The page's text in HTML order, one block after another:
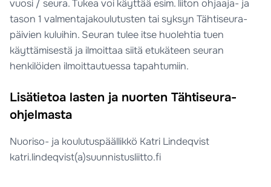
vuosi / seura. Tukea voi käyttää esim. liiton ohjaaja- ja
tason 1 valmentajakoulutusten tai syksyn Tähtiseura-
päivien kuluihin. Seuran tulee itse huolehtia tuen
käyttämisestä ja ilmoittaa siitä etukäteen seuran
henkilöiden ilmoittautuessa tapahtumiin.
Lisätietoa lasten ja nuorten Tähtiseura-
ohjelmasta
Nuoriso- ja koulutuspäällikkö Katri Lindeqvist
katri.lindeqvist(a)suunnistusliitto.fi